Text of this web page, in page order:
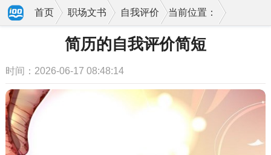
当前位置：
首页 职场文书 自我评价
简历的自我评价简短
时间：2026-06-17 08:48:14